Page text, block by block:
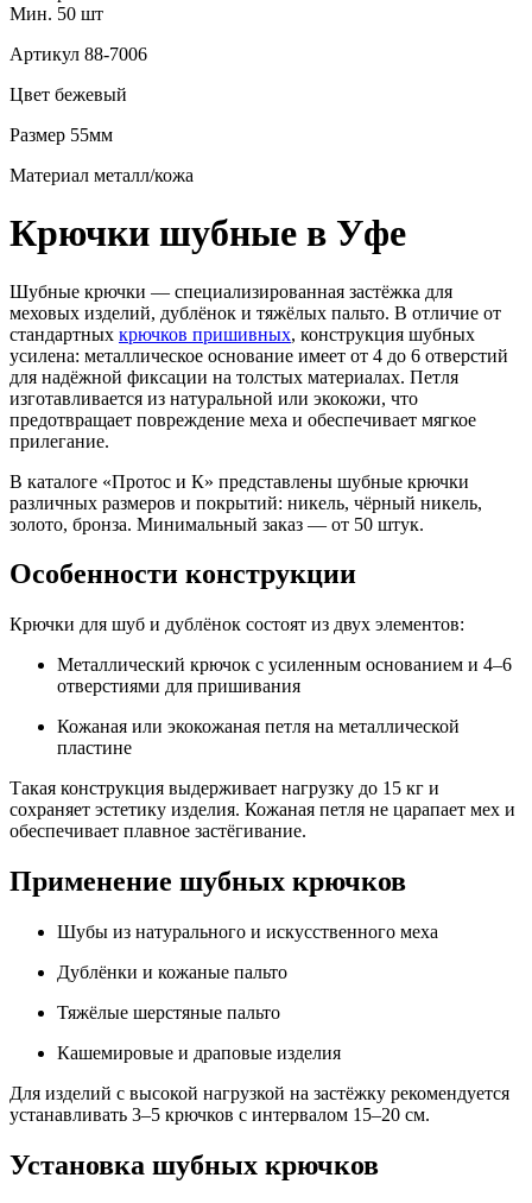
Мин. 50 шт
Артикул 88-7006
Цвет бежевый
Размер 55мм
Материал металл/кожа
Крючки шубные в Уфе
Шубные крючки — специализированная застёжка для
меховых изделий, дублёнок и тяжёлых пальто. В отличие от
стандартных крючков пришивных, конструкция шубных
усилена: металлическое основание имеет от 4 до 6 отверстий
для надёжной фиксации на толстых материалах. Петля
изготавливается из натуральной или экокожи, что
предотвращает повреждение меха и обеспечивает мягкое
прилегание.
В каталоге «Протос и К» представлены шубные крючки
различных размеров и покрытий: никель, чёрный никель,
золото, бронза. Минимальный заказ — от 50 штук.
Особенности конструкции
Крючки для шуб и дублёнок состоят из двух элементов:
Металлический крючок с усиленным основанием и 4–6
отверстиями для пришивания
Кожаная или экокожаная петля на металлической
пластине
Такая конструкция выдерживает нагрузку до 15 кг и
сохраняет эстетику изделия. Кожаная петля не царапает мех и
обеспечивает плавное застёгивание.
Применение шубных крючков
Шубы из натурального и искусственного меха
Дублёнки и кожаные пальто
Тяжёлые шерстяные пальто
Кашемировые и драповые изделия
Для изделий с высокой нагрузкой на застёжку рекомендуется
устанавливать 3–5 крючков с интервалом 15–20 см.
Установка шубных крючков